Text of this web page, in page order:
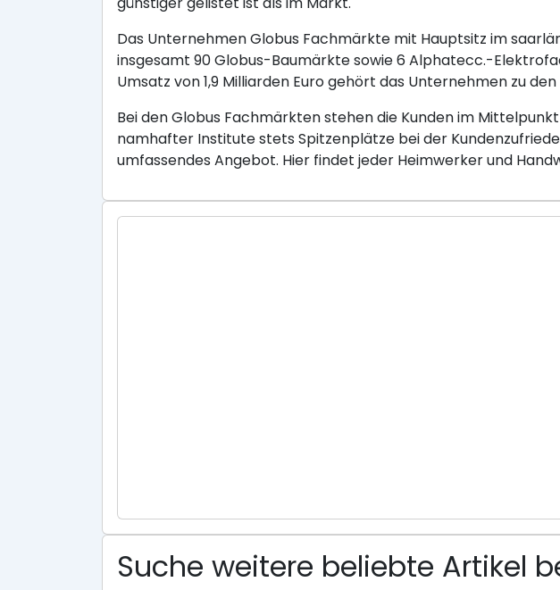
Das Unternehmen Globus Fachmärkte mit Hauptsitz im
insgesamt 90 Globus-Baumärkte sowie 6 Alphatecc.-
Umsatz von 1,9 Milliarden Euro gehört das Unternehmen zu
Bei den Globus Fachmärkten stehen die Kunden im
namhafter Institute stets Spitzenplätze bei der
umfassendes Angebot. Hier findet jeder Heimwerker und
Suche weitere beliebte Artikel